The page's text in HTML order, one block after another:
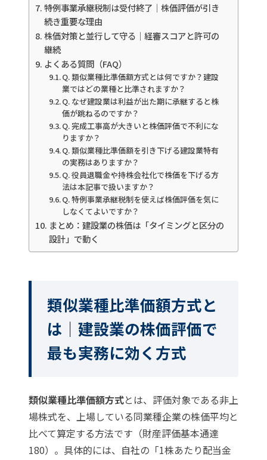
特例事業承継税制は受付終了｜株価評価が引き
続き重要な理由
株価対策と並行して守る｜経審スコアと許可の
継続
よくある質問（FAQ）
Q. 類似業種比準価額方式とは何ですか？建設
業ではどの業種と比準されますか？
Q. なぜ建設業は利益が出た期に承継すると株
価が跳ねるのですか？
Q. 完成工事高が大きいと株価評価で不利にな
りますか？
Q. 類似業種比準価額を引き下げる建設業特有
の実務はありますか？
Q. 役員退職金や持株会社化で株価を下げる方
法は本記事で扱いますか？
Q. 特例事業承継税制を使えば株価評価を気に
しなくてよいですか？
まとめ：建設業の株価は「タイミングと区分の
設計」で動く
類似業種比準価額方式と
は｜建設業の株価評価で
最も実務に効く方式
類似業種比準価額方式とは、評価対象である非上
場株式を、上場している同業種企業の株価平均と
比べて算定する方法です（財産評価基本通達
180）。具体的には、自社の「1株あたり配当金